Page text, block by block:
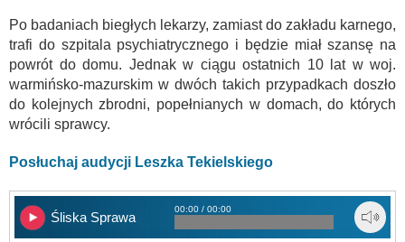
Po badaniach biegłych lekarzy, zamiast do zakładu karnego,
trafi do szpitala psychiatrycznego i będzie miał szansę na
powrót do domu. Jednak w ciągu ostatnich 10 lat w woj.
warmińsko-mazurskim w dwóch takich przypadkach doszło
do kolejnych zbrodni, popełnianych w domach, do których
wrócili sprawcy.
Posłuchaj audycji Leszka Tekielskiego
Śliska Sprawa
00:00 / 00:00